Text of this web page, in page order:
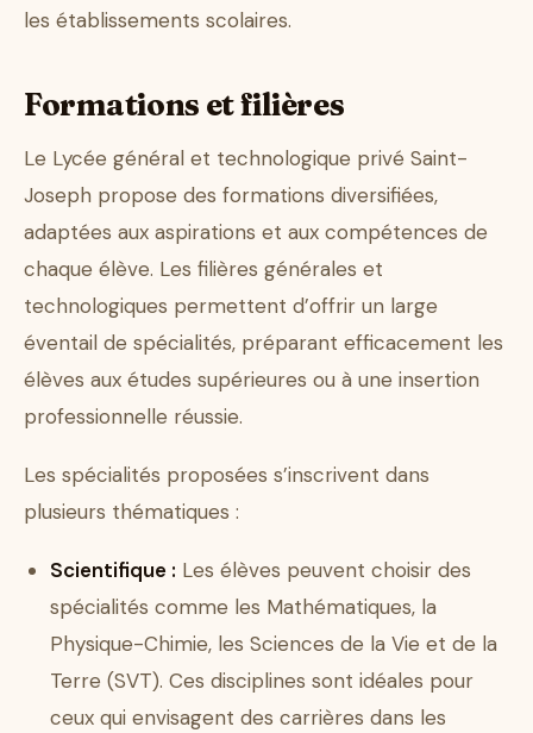
les établissements scolaires.
Formations et filières
Le Lycée général et technologique privé Saint-
Joseph propose des formations diversifiées,
adaptées aux aspirations et aux compétences de
chaque élève. Les filières générales et
technologiques permettent d’offrir un large
éventail de spécialités, préparant efficacement les
élèves aux études supérieures ou à une insertion
professionnelle réussie.
Les spécialités proposées s’inscrivent dans
plusieurs thématiques :
Scientifique : Les élèves peuvent choisir des
spécialités comme les Mathématiques, la
Physique-Chimie, les Sciences de la Vie et de la
Terre (SVT). Ces disciplines sont idéales pour
ceux qui envisagent des carrières dans les